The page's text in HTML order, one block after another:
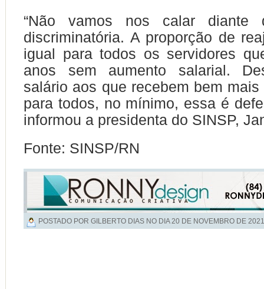
“Não vamos nos calar diante
discriminatória. A proporção de
igual para todos os servidores
anos sem aumento salarial.
salário aos que recebem bem
para todos, no mínimo, essa é
informou a presidenta do SINSP,
Fonte: SINSP/RN
POSTADO POR GILBERTO DIAS NO DIA20 DE NOVEMBRO DE 2021